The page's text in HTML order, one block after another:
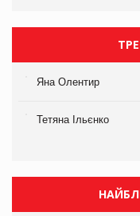
Яна Олентир
Тетяна Ільєнко